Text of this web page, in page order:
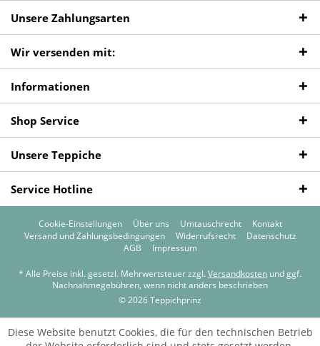
Unsere Zahlungsarten
Wir versenden mit:
Informationen
Shop Service
Unsere Teppiche
Service Hotline
Cookie-Einstellungen Über uns Umtauschrecht
Kontakt
Versand und Zahlungsbedingungen
Widerrufsrecht
Datenschutz
AGB
Impressum
* Alle Preise inkl. gesetzl. Mehrwertsteuer zzgl. Versandkosten und ggf.
Nachnahmegebühren, wenn nicht anders beschrieben
© 2026 Teppichprinz
Diese Website benutzt Cookies, die für den technischen Betrieb